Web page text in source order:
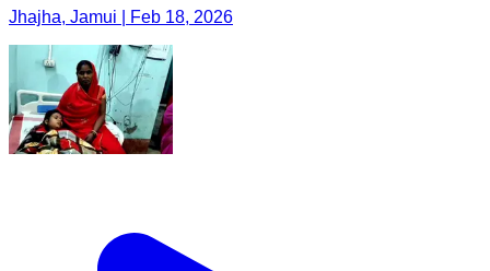
Jhajha, Jamui | Feb 18, 2026